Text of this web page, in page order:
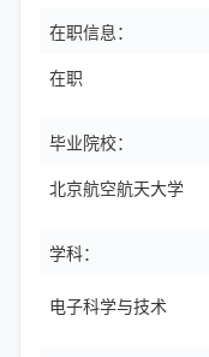
在职信息：
在职
毕业院校：
北京航空航天大学
学科：
电子科学与技术